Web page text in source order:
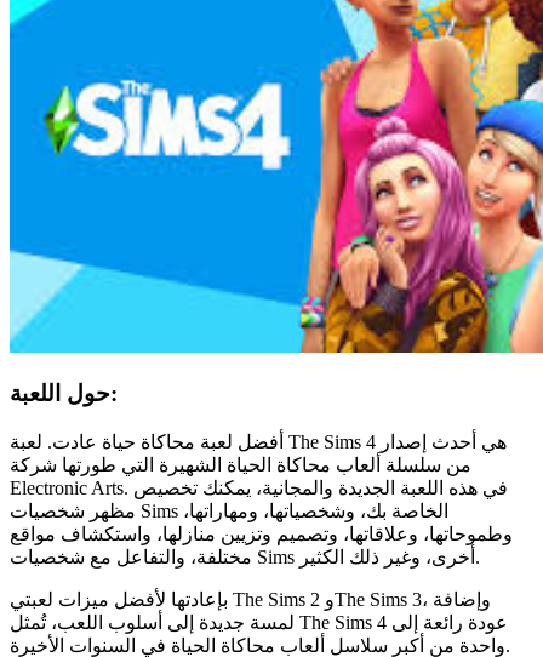
حول اللعبة:
أفضل لعبة محاكاة حياة عادت. لعبة The Sims 4 هي أحدث إصدار
من سلسلة ألعاب محاكاة الحياة الشهيرة التي طورتها شركة
Electronic Arts. في هذه اللعبة الجديدة والمجانية، يمكنك تخصيص
مظهر شخصيات Sims الخاصة بك، وشخصياتها، ومهاراتها،
وطموحاتها، وعلاقاتها، وتصميم وتزيين منازلها، واستكشاف مواقع
مختلفة، والتفاعل مع شخصيات Sims أخرى، وغير ذلك الكثير.
بإعادتها لأفضل ميزات لعبتي The Sims 2 وThe Sims 3، وإضافة
لمسة جديدة إلى أسلوب اللعب، تُمثل The Sims 4 عودة رائعة إلى
واحدة من أكبر سلاسل ألعاب محاكاة الحياة في السنوات الأخيرة.